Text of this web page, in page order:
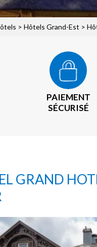
> Hôtels Grand-Est >
PAIEMENT
SÉCURISÉ
GRAND